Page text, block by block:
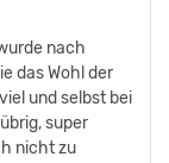
nach
das Wohl der
und selbst bei
super
nicht zu
aufgehoben
bekamen wir
leckere
33
man ruhig